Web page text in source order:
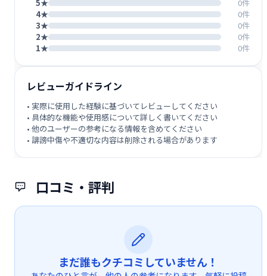
口コミ・評判
まだ誰もクチコミしていません！
5★
0件
4★
0件
3★
0件
2★
0件
1★
0件
レビューガイドライン
• 実際に使用した経験に基づいてレビューしてください
• 具体的な機能や使用感について詳しく書いてください
• 他のユーザーの参考になる情報を含めてください
• 誹謗中傷や不適切な内容は削除される場合があります